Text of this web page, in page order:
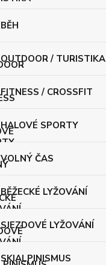
BĚH
OUTDOOR / TURISTIKA
FITNESS / CROSSFIT
HALOVÉ SPORTY
VOLNÝ ČAS
BĚŽECKÉ LYŽOVÁNÍ
SJEZDOVÉ LYŽOVÁNÍ
SKIALPINISMUS